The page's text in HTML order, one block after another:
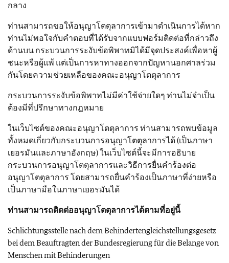
กลาง
ท่านสามารถขอให้อนุญาโตตุลาการเข้ามาดำเนินการได้หาก
ท่านไม่พอใจกับคำตอบที่ได้รับจากแบบฟอร์มติดต่อที่กล่าวถึง
ด้านบน กระบวนการระงับข้อพิพาทมิได้มีจุดประสงค์เพื่อหาผู้
ชนะหรือผู้แพ้ แต่เป็นการหาทางออกจากปัญหานอกศาลร่วม
กันโดยความช่วยเหลือของคณะอนุญาโตตุลาการ
กระบวนการระงับข้อพิพาทไม่มีค่าใช้จ่ายใดๆ ท่านไม่จำเป็น
ต้องมีที่ปรึกษาทางกฎหมาย
ในเว็บไซต์ของคณะอนุญาโตตุลาการ ท่านสามารถพบข้อมูล
ทั้งหมดเกี่ยวกับกระบวนการอนุญาโตตุลาการได้ (เป็นภาษา
เยอรมันและภาษาอังกฤษ) ในเว็บไซต์นี้จะมีการอธิบาย
กระบวนการอนุญาโตตุลาการและวิธีการยื่นคำร้องต่อ
อนุญาโตตุลาการ โดยสามารถยื่นคำร้องเป็นภาษาที่ง่ายหรือ
เป็นภาษามือในภาษาเยอรมันได้
ท่านสามารถติดต่ออนุญาโตตุลาการได้ตามที่อยู่นี้
Schlichtungsstelle nach dem Behindertengleichstellungsgesetz
bei dem Beauftragten der Bundesregierung für die Belange von
Menschen mit Behinderungen